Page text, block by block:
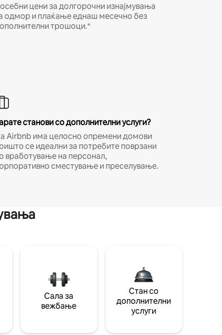
цени за долгорочни изнајмувања
одмор и плаќање еднаш месечно без
трошоци.*
станови со дополнителни услуги?
Airbnb има целосно опремени домови
се идеални за потребите поврзани
вработување на персонал,
сместување и преселување.
Сала за
вежбање
Стан со
дополнителни
услуги